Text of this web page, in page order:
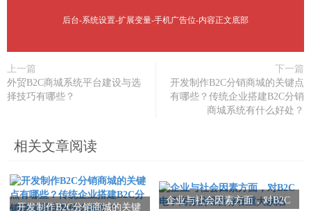
后台-系统设置-扩展变量-手机广告位-内容正文底部
上一篇
外贸B2C商城系统平台建设与选
择技巧有哪些？
下一篇
开发制作B2C分销商城的关键点
有哪些？传统企业搭建B2C分销
商城系统有什么好处？
相关文章阅读
开发制作B2C分销商城的关键
企业与社会因素方面，对B2C